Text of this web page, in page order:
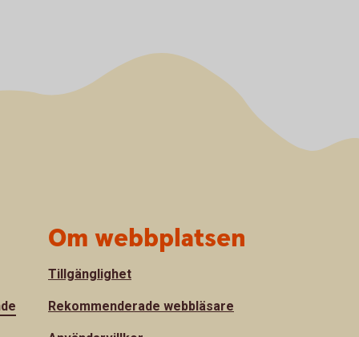
Om webbplatsen
Tillgänglighet
Rekommenderade webbläsare